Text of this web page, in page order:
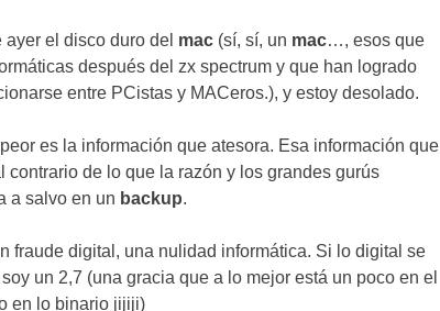
ayer el disco duro del mac (sí,sí, un mac…,esos que
después del zx spectrum y que han logrado
entre PCistas y MACeros.),y estoy desolado.
peor es la información que atesora. Esa información que
de lo que la razón y los grandes gurús
a salvo en un backup.
fraude digital , una nulidad informática. Si lo digital se
un 2,7 (una gracia que a lo mejor está un poco en el
en lo binario jijiji)